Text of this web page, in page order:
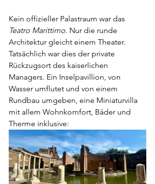
Kein offizieller Palastraum war das
Teatro Marittimo. Nur die runde
Architektur gleicht einem Theater.
Tatsächlich war dies der private
Rückzugsort des kaiserlichen
Managers. Ein Inselpavillion, von
Wasser umflutet und von einem
Rundbau umgeben, eine Miniaturvilla
mit allem Wohnkomfort, Bäder und
Therme inklusive: